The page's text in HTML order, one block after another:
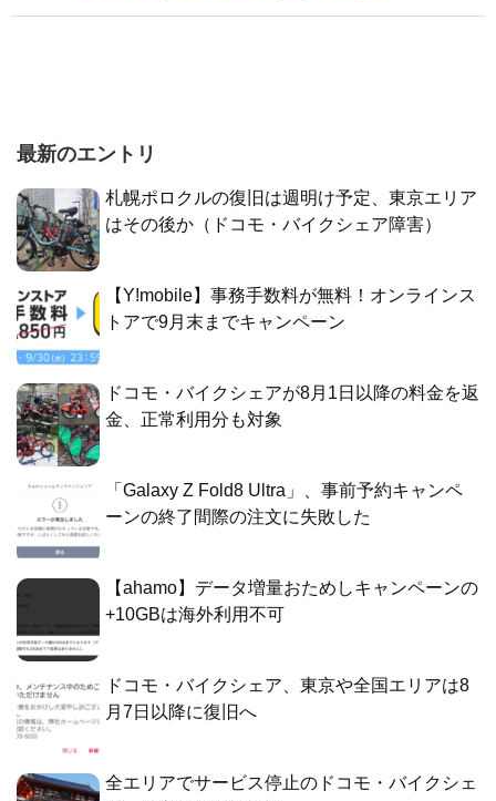
最新のエントリ
札幌ポロクルの復旧は週明け予定、東京エリア
はその後か（ドコモ・バイクシェア障害）
【Y!mobile】事務手数料が無料！オンラインス
トアで9月末までキャンペーン
ドコモ・バイクシェアが8月1日以降の料金を返
金、正常利用分も対象
「Galaxy Z Fold8 Ultra」、事前予約キャンペ
ーンの終了間際の注文に失敗した
【ahamo】データ増量おためしキャンペーンの
+10GBは海外利用不可
ドコモ・バイクシェア、東京や全国エリアは8
月7日以降に復旧へ
全エリアでサービス停止のドコモ・バイクシェ